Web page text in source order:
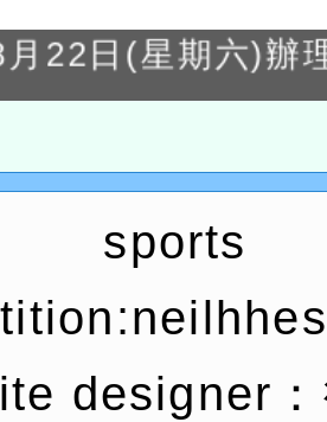
理「115年表揚
達人選拔活動」
22日(星期六)辦
福系列活動—儒
園地景藝術節教
大學辦理「114至
導計畫師資專業
家教育研究院中心
政策研討會「原
展」
部國民及學前教
局辦理「115年
臺灣師範大學辦
sports
designer